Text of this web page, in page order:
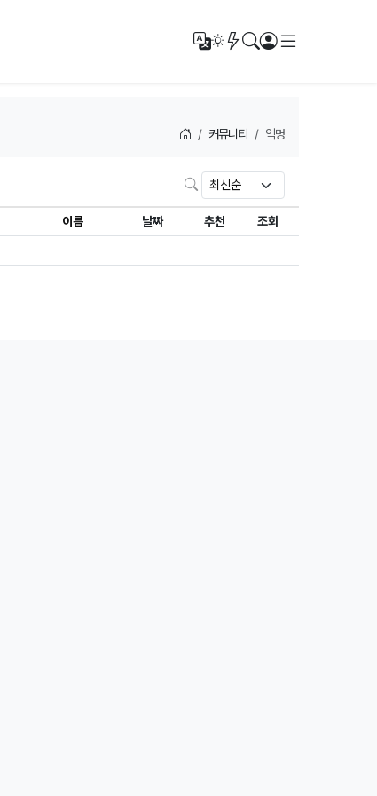
번역다크모드
새글/새댓글
검색로그인
커뮤니티 익명
검색
이름 날짜 추천 조회